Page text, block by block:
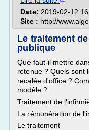
Date: 2019-02-12
Site : http://
Le traitement
publique
Que faut-il mettre
retenue ? Quels sont
recalée d'office ?
modèle ?
Traitement de
La rémunération de
Le traitement